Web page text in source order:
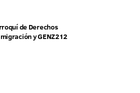
de Derechos
y GENZ212